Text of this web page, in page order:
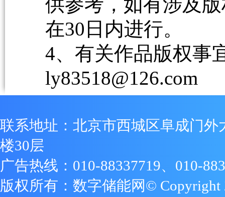
在30日内进行。
4、有关作品版权事
ly83518@126.com
联系地址：北京市西城区阜成门外
楼30层
广告热线：010-88337719、010-
版权所有：数字储能网© Copyright